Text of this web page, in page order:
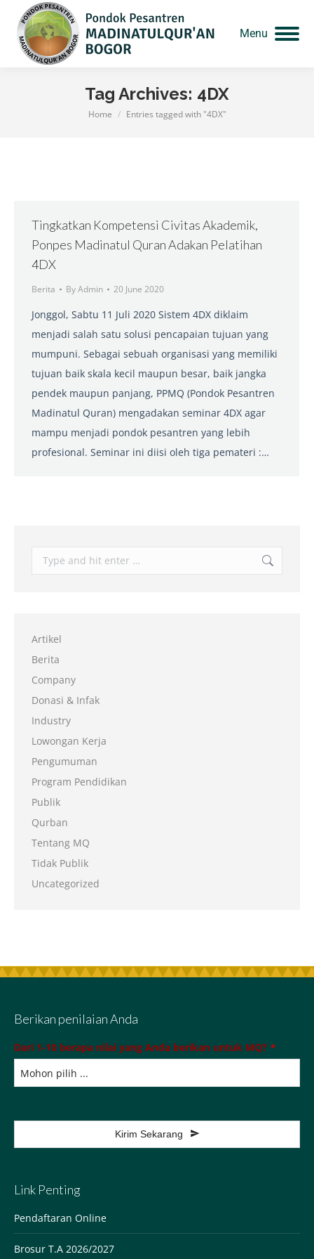
Menu
Tag Archives: 4DX
You are here:
Home Entries tagged with "4DX"
Tingkatkan Kompetensi Civitas Akademik,
Ponpes Madinatul Quran Adakan Pelatihan
4DX
Berita ByAdmin 20 June 2020
Jonggol, Sabtu 11 Juli 2020 Sistem 4DX diklaim
menjadi salah satu solusi pencapaian tujuan yang
mumpuni. Sebagai sebuah organisasi yang memiliki
tujuan baik skala kecil maupun besar, baik jangka
pendek maupun panjang, PPMQ (Pondok Pesantren
Madinatul Quran) mengadakan seminar 4DX agar
mampu menjadi pondok pesantren yang lebih
profesional. Seminar ini diisi oleh tiga pemateri :…
Artikel
Berita
Company
Donasi & Infak
Industry
Lowongan Kerja
Pengumuman
Program Pendidikan
Publik
Qurban
Tentang MQ
Tidak Publik
Uncategorized
Berikan penilaian Anda
Dari 1-10 berapa nilai yang Anda berikan untuk MQ? *
Kirim Sekarang
field
be
left
blank
Link Penting
Pendaftaran Online
Brosur T.A 2026/2027